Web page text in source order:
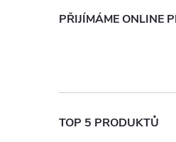
PŘIJÍMÁME ONLINE
TOP 5 PRODUKTŮ